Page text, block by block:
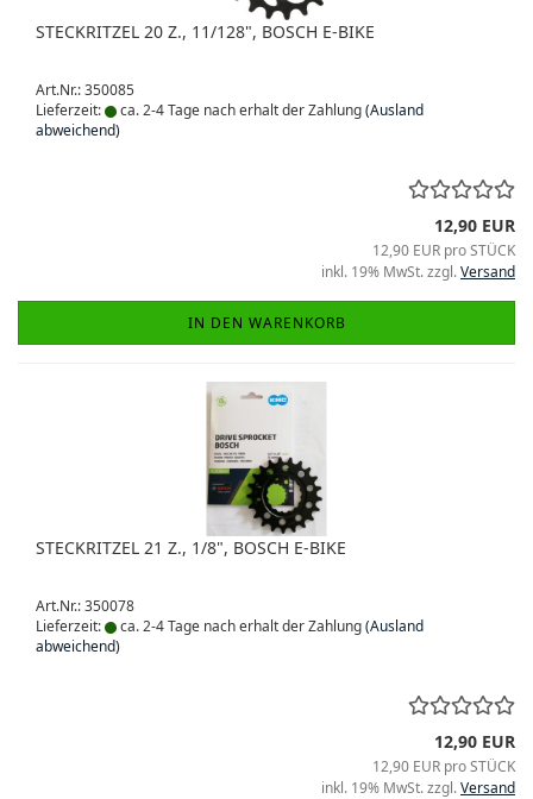
STECKRITZEL 20 Z., 11/128", BOSCH E-BIKE
Art.Nr.: 350085
Lieferzeit:
ca. 2-4 Tage nach erhalt der Zahlung(Ausland
abweichend)
12,90 EUR
12,90 EUR pro STÜCK
inkl. 19% MwSt. zzgl.Versand
IN DEN WARENKORB
STECKRITZEL 21 Z., 1/8", BOSCH E-BIKE
Art.Nr.: 350078
Lieferzeit:
ca. 2-4 Tage nach erhalt der Zahlung(Ausland
abweichend)
12,90 EUR
12,90 EUR pro STÜCK
inkl. 19% MwSt. zzgl.Versand